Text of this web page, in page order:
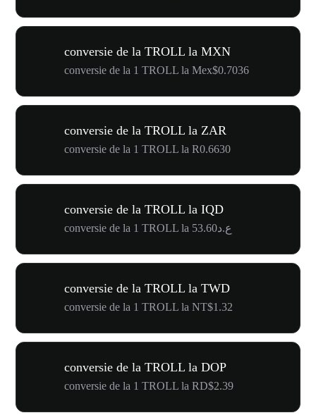
conversie de la TROLL la MXN
conversie de la 1 TROLL la Mex$0.7036
conversie de la TROLL la ZAR
conversie de la 1 TROLL la R0.6630
conversie de la TROLL la IQD
conversie de la 1 TROLL la ع.د53.60
conversie de la TROLL la TWD
conversie de la 1 TROLL la NT$1.32
conversie de la TROLL la DOP
conversie de la 1 TROLL la RD$2.39